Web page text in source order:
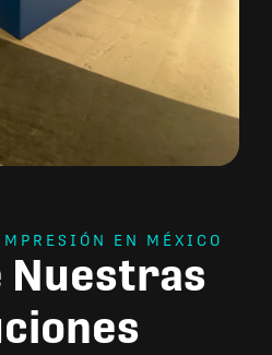
EN MÉXICO
Nuestras